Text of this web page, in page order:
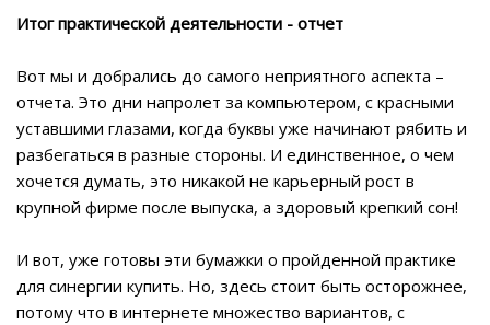
Итог практической деятельности - отчет
Вот мы и добрались до самого неприятного аспекта –
отчета. Это дни напролет за компьютером, с красными
уставшими глазами, когда буквы уже начинают рябить и
разбегаться в разные стороны. И единственное, о чем
хочется думать, это никакой не карьерный рост в
крупной фирме после выпуска, а здоровый крепкий сон!
И вот, уже готовы эти бумажки о пройденной практике
для синергии купить. Но, здесь стоит быть осторожнее,
потому что в интернете множество вариантов, с